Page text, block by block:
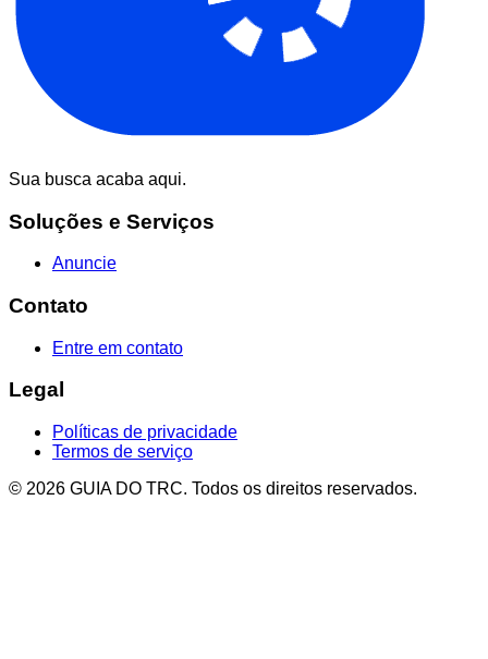
Sua busca acaba aqui.
Soluções e Serviços
Anuncie
Contato
Entre em contato
Legal
Políticas de privacidade
Termos de serviço
© 2026 GUIA DO TRC. Todos os direitos reservados.